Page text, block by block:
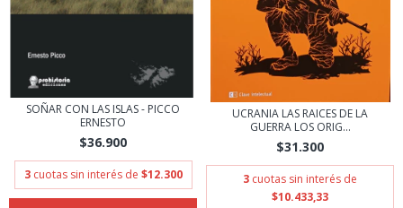
SOÑAR CON LAS ISLAS - PICCO
ERNESTO
$36.900
3 cuotas sin interés de $12.300
UCRANIA LAS RAICES DE LA
GUERRA LOS ORIG...
$31.300
3 cuotas sin interés de
$10.433,33